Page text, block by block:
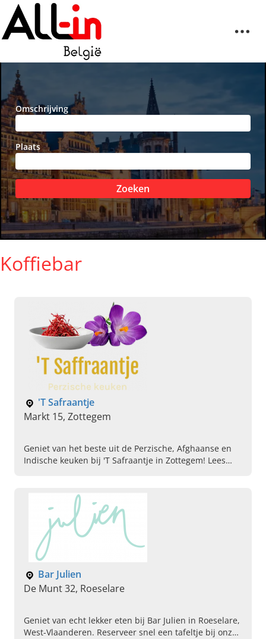
Omschrijving
Plaats
Zoeken
Koffiebar
'T Safraantje
Markt 15, Zottegem
Geniet van het beste uit de Perzische, Afghaanse en
Indische keuken bij 'T Safraantje in Zottegem! Lees
Bar Julien
De Munt 32, Roeselare
Geniet van echt lekker eten bij Bar Julien in Roeselare,
West-Vlaanderen. Reserveer snel een tafeltje bij onze